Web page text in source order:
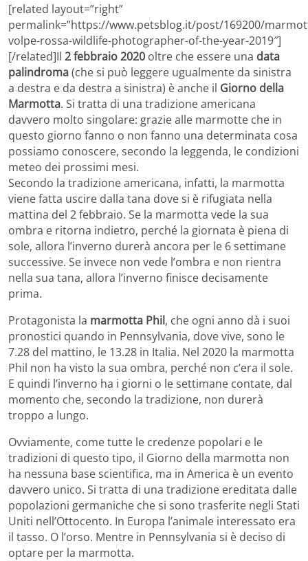
[related layout=”right”
permalink=”https://www.petsblog.it/post/169200/
volpe-rossa-wildlife-photographer-of-the-year-2019″]
[/related]Il 2 febbraio 2020 oltre che essere una data
palindroma(che si può leggere ugualmente da sinistra
a destra e da destra a sinistra) è anche il Giorno della
Marmotta. Si tratta di una tradizione americana
davvero molto singolare: grazie alle marmotte che in
questo giorno fanno o non fanno una determinata cosa
possiamo conoscere, secondo la leggenda, le condizioni
meteo dei prossimi mesi.
Secondo la tradizione americana, infatti, la marmotta
viene fatta uscire dalla tana dove si è rifugiata nella
mattina del 2 febbraio. Se la marmotta vede la sua
ombra e ritorna indietro, perché la giornata è piena di
sole, allora l’inverno durerà ancora per le 6 settimane
successive. Se invece non vede l’ombra e non rientra
nella sua tana, allora l’inverno finisce decisamente
prima.
Protagonista la marmotta Phil, che ogni anno dà i suoi
pronostici quando in Pennsylvania, dove vive, sono le
7.28 del mattino, le 13.28 in Italia. Nel 2020 la marmotta
Phil non ha visto la sua ombra, perché non c’era il sole.
E quindi l’inverno ha i giorni o le settimane contate, dal
momento che, secondo la tradizione, non durerà
troppo a lungo.
Ovviamente, come tutte le credenze popolari e le
tradizioni di questo tipo, il Giorno della marmotta non
ha nessuna base scientifica, ma in America è un evento
davvero unico. Si tratta di una tradizione ereditata dalle
popolazioni germaniche che si sono trasferite negli Stati
Uniti nell’Ottocento. In Europa l’animale interessato era
il tasso. O l’orso. Mentre in Pennsylvania si è deciso di
optare per la marmotta.